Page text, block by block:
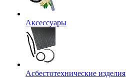
Аксессуары
Асбестотехнические изделия